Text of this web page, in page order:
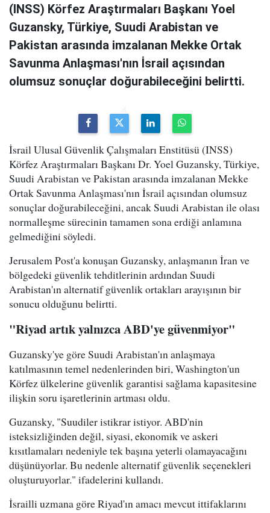
(INSS) Körfez Araştırmaları Başkanı Yoel
Guzansky, Türkiye, Suudi Arabistan ve
Pakistan arasında imzalanan Mekke Ortak
Savunma Anlaşması'nın İsrail açısından
olumsuz sonuçlar doğurabileceğini belirtti.
İsrail Ulusal Güvenlik Çalışmaları Enstitüsü (INSS)
Körfez Araştırmaları Başkanı Dr. Yoel Guzansky, Türkiye,
Suudi Arabistan ve Pakistan arasında imzalanan Mekke
Ortak Savunma Anlaşması'nın İsrail açısından olumsuz
sonuçlar doğurabileceğini, ancak Suudi Arabistan ile olası
normalleşme sürecinin tamamen sona erdiği anlamına
gelmediğini söyledi.
Jerusalem Post'a konuşan Guzansky, anlaşmanın İran ve
bölgedeki güvenlik tehditlerinin ardından Suudi
Arabistan'ın alternatif güvenlik ortakları arayışının bir
sonucu olduğunu belirtti.
"Riyad artık yalnızca ABD'ye güvenmiyor"
Guzansky'ye göre Suudi Arabistan'ın anlaşmaya
katılmasının temel nedenlerinden biri, Washington'un
Körfez ülkelerine güvenlik garantisi sağlama kapasitesine
ilişkin soru işaretlerinin artması oldu.
Guzansky, "Suudiler istikrar istiyor. ABD'nin
isteksizliğinden değil, siyasi, ekonomik ve askeri
kısıtlamaları nedeniyle tek başına yeterli olamayacağını
düşünüyorlar. Bu nedenle alternatif güvenlik seçenekleri
oluşturuyorlar." ifadelerini kullandı.
İsrailli uzmana göre Riyad'ın amacı mevcut ittifaklarını